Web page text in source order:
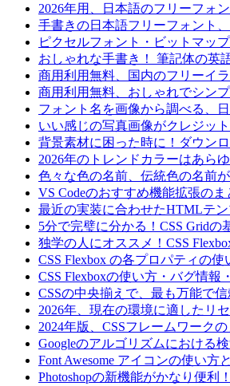
2026年用、日本語のフリーフォ
手書きの日本語フリーフォント
ピクセルフォント・ビットマッ
おしゃれな手書き！ 筆記体の英
商用利用無料、国内のフリーイ
商用利用無料、おしゃれでシン
フォント名を画像から調べる、
いい感じの写真画像がクレジッ
背景素材に困った時に！ダウン
2026年のトレンドカラーはあら
色々な色の名前、伝統色の名前
VS Codeのおすすめ機能拡張の
最近の実装に合わせたHTMLテン
5分で完璧に分かる！CSS Gridの
独学の人にオススメ！CSS
CSS Flexbox の各プロパティの
CSS Flexboxの使い方・バグ情
CSSの中央揃えで、最も万能で
2026年、現在の環境に適したリ
2024年版、CSSフレームワーク
Googleのアルゴリズムにおける
Font Awesome アイコンの使い方
Photoshopの新機能がかなり便